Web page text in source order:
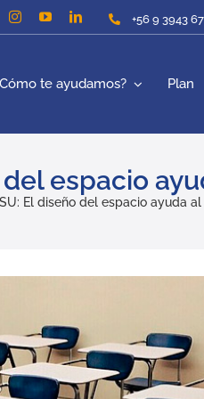
+56 9 3943
te ayudamos? Plan
del espacio
El diseño del espacio ayuda